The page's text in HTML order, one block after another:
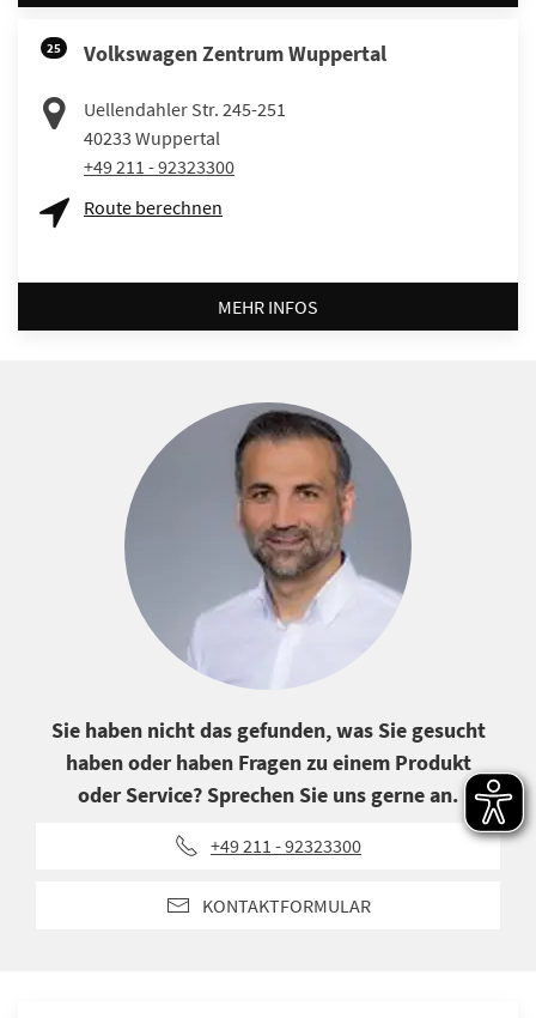
25 Volkswagen Zentrum Wuppertal
Uellendahler Str. 245-251
40233 Wuppertal
+49 211 - 92323300
Route berechnen
MEHR INFOS
Sie haben nicht das gefunden, was Sie gesucht
haben oder haben Fragen zu einem Produkt
oder Service? Sprechen Sie uns gerne an.
+49 211 - 92323300
KONTAKTFORMULAR